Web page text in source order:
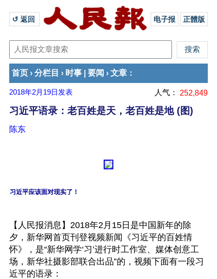
↺ 返回 电子报 正體版
首页 › 分栏目 › 时事 要闻 › 文章 ：
2018年2月19日 发表 人气： 252,849
习近平语录：老百姓是天，老百姓是地 (图)
陈东
习近平应该面对现实了！
【人民报消息】2018年2月15日是中国新年的除
夕，新华网首页刊登视频新闻《习近平的百姓情
怀》，是“新华网学‘习’进行时工作室、媒体创意工
场，新华社摄影部联合出品”的，视频下面有一段习
近平的语录：